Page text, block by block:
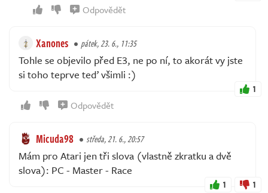
Odpovědět
Xanones pátek, 23. 6., 11:35
Tohle se objevilo před E3, ne po ní, to akorát vy jste
si toho teprve teď všimli :)
1
Odpovědět
Micuda98 středa, 21. 6., 20:57
Mám pro Atari jen tři slova (vlastně zkratku a dvě
slova): PC - Master - Race
1 1